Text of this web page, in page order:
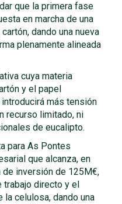
que la primera fase
en marcha de una
dando una nueva
plenamente alineada
cuya materia
y el papel
más tensión
recurso limitado, ni
de eucalipto.
para As Pontes
que alcanza, en
inversión de 125M€,
trabajo directo y el
la celulosa, dando una